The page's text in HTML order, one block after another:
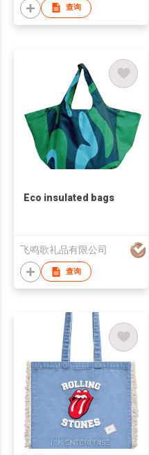
查询
Eco insulated bags
飞鸣歌礼品有限公司
查询